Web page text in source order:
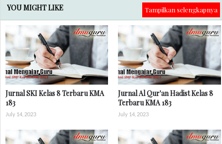
YOU MIGHT LIKE Tampilkan selengkapnya
Jurnal SKI Kelas 8 Terbaru KMA
183
July 14, 2023
Jurnal Al Qur'an Hadist Kelas 8
Terbaru KMA 183
July 14, 2023